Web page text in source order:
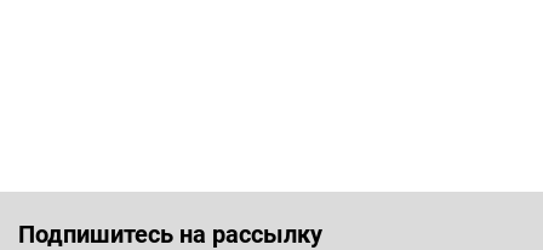
Подпишитесь на рассылку